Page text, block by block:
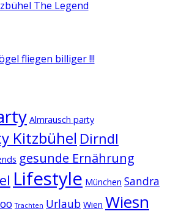
fliegen billiger !!!
Almrausch party
Kitzbühel Dirndl
gesunde Ernährung
Lifestyle München Sandra
Trachten Urlaub Wien Wiesn